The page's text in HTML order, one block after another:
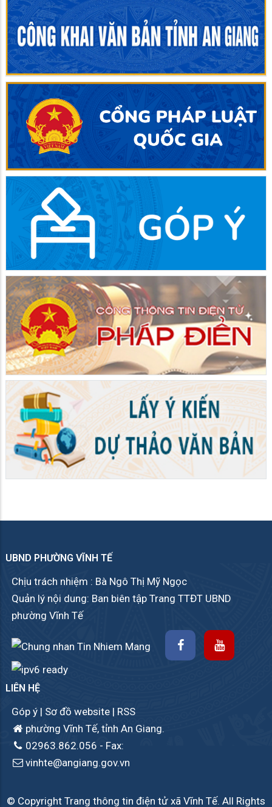
UBND PHƯỜNG VĨNH TẾ
Chịu trách nhiệm : Bà Ngô Thị Mỹ Ngọc
Quản lý nội dung: Ban biên tập Trang TTĐT UBND
phường Vĩnh Tế
LIÊN HỆ
Góp ý | Sơ đồ website | RSS
phường Vĩnh Tế, tỉnh An Giang.
02963.862.056 - Fax:
vinhte@angiang.gov.vn
© Copyright Trang thông tin điện tử xã Vĩnh Tế. All Rights